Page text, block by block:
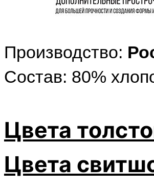
Производство:
Состав: 80%
Цвета
Цвета